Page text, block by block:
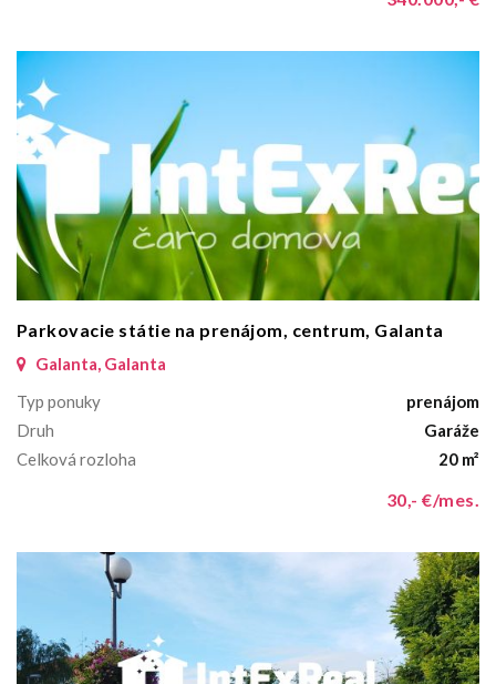
Parkovacie státie na prenájom, centrum, Galanta
Galanta, Galanta
Typ ponuky
prenájom
Druh
Garáže
Celková rozloha
20 m²
30,- €/mes.